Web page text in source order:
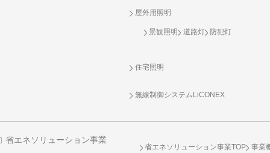
屋外用照明
景観照明 道路灯 防犯灯
住宅照明
無線制御システム LiCONEX
省エネソリューション事業
省エネソリューション事業TOP 事業